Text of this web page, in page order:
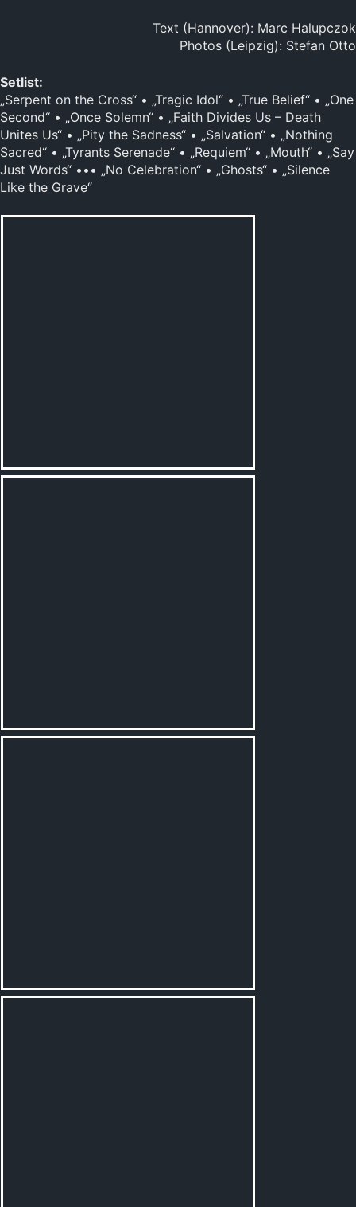
Text (Hannover): Marc Halupczok
Photos (Leipzig): Stefan Otto
Setlist:
„Serpent on the Cross“ • „Tragic Idol“ • „True Belief“ • „One
Second“ • „Once Solemn“ • „Faith Divides Us – Death
Unites Us“ • „Pity the Sadness“ • „Salvation“ • „Nothing
Sacred“ • „Tyrants Serenade“ • „Requiem“ • „Mouth“ • „Say
Just Words“ ••• „No Celebration“ • „Ghosts“ • „Silence
Like the Grave“